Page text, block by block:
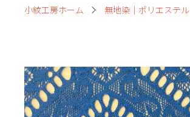
小紋工房ホーム 無地染｜ポリエステル